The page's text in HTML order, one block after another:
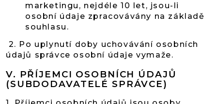
marketingu, nejdéle 10 let, jsou-li
osobní údaje zpracovávány na základě
souhlasu.
2. Po uplynutí doby uchovávání osobních
údajů správce osobní údaje vymaže.
V. PŘÍJEMCI OSOBNÍCH ÚDAJŮ
(SUBDODAVATELÉ SPRÁVCE)